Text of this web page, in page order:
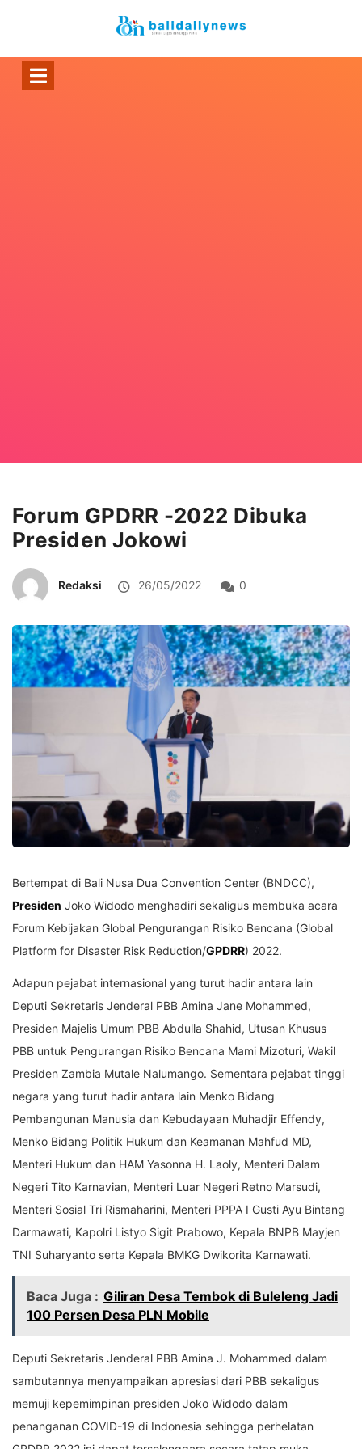
Forum GPDRR -2022 Dibuka
Presiden Jokowi
Redaksi 26/05/2022 0
Bertempat di Bali Nusa Dua Convention Center (BNDCC),
Presiden Joko Widodo menghadiri sekaligus membuka acara
Forum Kebijakan Global Pengurangan Risiko Bencana (Global
Platform for Disaster Risk Reduction/GPDRR) 2022.
Adapun pejabat internasional yang turut hadir antara lain
Deputi Sekretaris Jenderal PBB Amina Jane Mohammed,
Presiden Majelis Umum PBB Abdulla Shahid, Utusan Khusus
PBB untuk Pengurangan Risiko Bencana Mami Mizoturi, Wakil
Presiden Zambia Mutale Nalumango. Sementara pejabat tinggi
negara yang turut hadir antara lain Menko Bidang
Pembangunan Manusia dan Kebudayaan Muhadjir Effendy,
Menko Bidang Politik Hukum dan Keamanan Mahfud MD,
Menteri Hukum dan HAM Yasonna H. Laoly, Menteri Dalam
Negeri Tito Karnavian, Menteri Luar Negeri Retno Marsudi,
Menteri Sosial Tri Rismaharini, Menteri PPPA I Gusti Ayu Bintang
Darmawati, Kapolri Listyo Sigit Prabowo, Kepala BNPB Mayjen
TNI Suharyanto serta Kepala BMKG Dwikorita Karnawati.
Baca Juga : Giliran Desa Tembok di Buleleng Jadi
100 Persen Desa PLN Mobile
Deputi Sekretaris Jenderal PBB Amina J. Mohammed dalam
sambutannya menyampaikan apresiasi dari PBB sekaligus
memuji kepemimpinan presiden Joko Widodo dalam
penanganan COVID-19 di Indonesia sehingga perhelatan